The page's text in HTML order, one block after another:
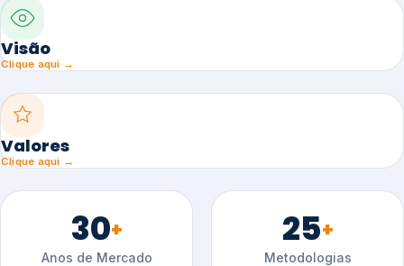
Visão
Clique aqui →
Valores
Clique aqui →
30+
Anos de Mercado
25+
Metodologias